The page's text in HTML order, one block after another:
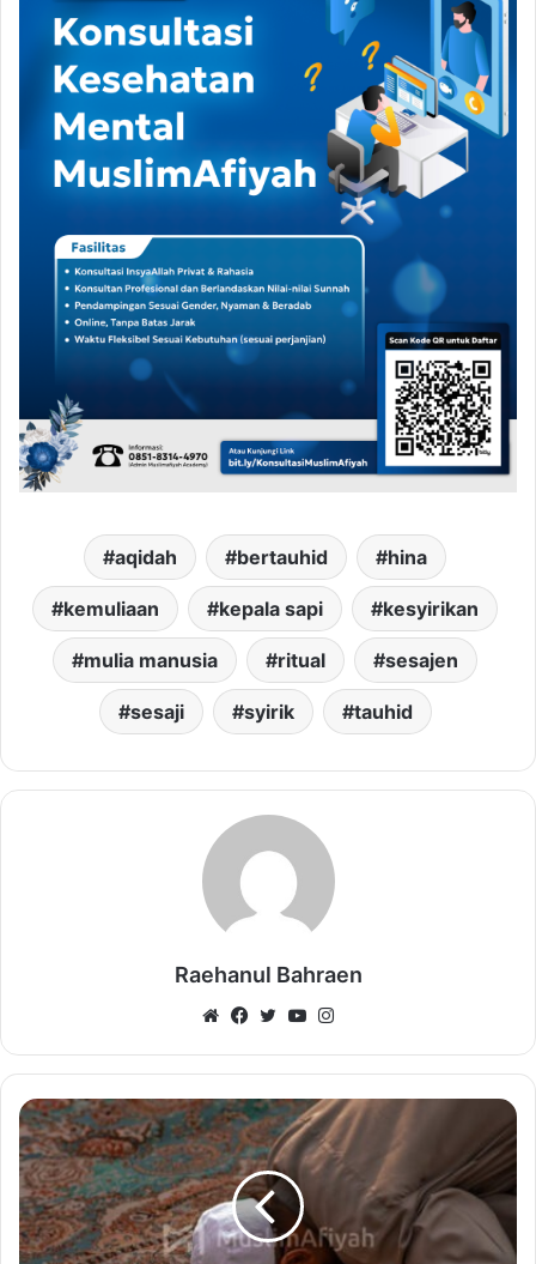
aqidah bertauhid hina
kemuliaan kepala sapi kesyirikan
mulia manusia ritual sesajen
sesaji syirik tauhid
Raehanul Bahraen
WebsiteFacebook
TwitterYouTube